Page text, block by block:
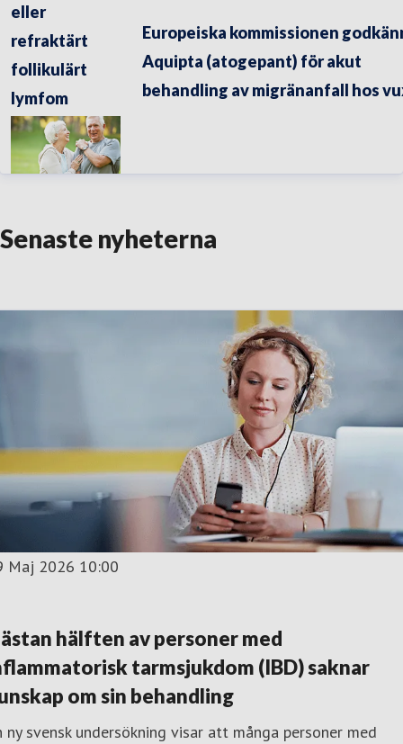
Senaste nyheterna
eller
refraktärt
follikulärt
lymfom
Europeiska kommissionen
Aquipta (atogepant) för akut
behandling av migränanfall hos
Maj 2026 10:00
hälften av personer med
tarmsjukdom (IBD) saknar
om sin behandling
ny svensk undersökning visar att många personer med